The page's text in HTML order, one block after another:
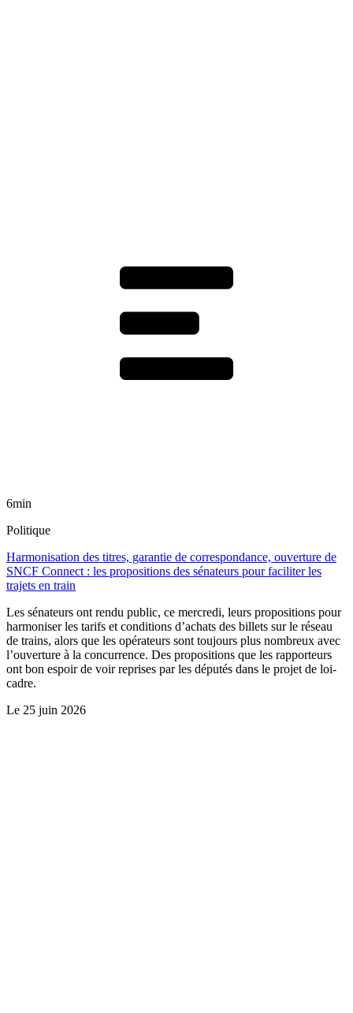
6min
Politique
Harmonisation des titres, garantie de correspondance, ouverture de
SNCF Connect : les propositions des sénateurs pour faciliter les
trajets en train
Les sénateurs ont rendu public, ce mercredi, leurs propositions pour
harmoniser les tarifs et conditions d’achats des billets sur le réseau
de trains, alors que les opérateurs sont toujours plus nombreux avec
l’ouverture à la concurrence. Des propositions que les rapporteurs
ont bon espoir de voir reprises par les députés dans le projet de loi-
cadre.
Le 25 juin 2026